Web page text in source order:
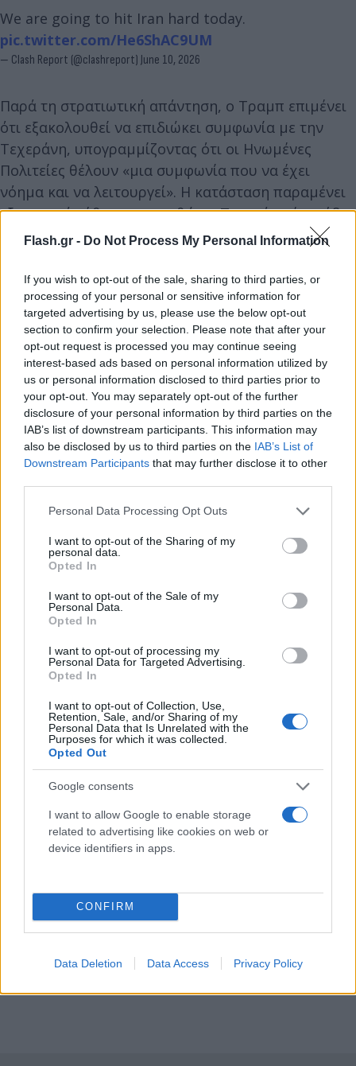
Flash.gr - Do Not Process My Personal Information
If you wish to opt-out of the sale, sharing to third parties, or
processing of your personal or sensitive information for
targeted advertising by us, please use the below opt-out
section to confirm your selection. Please note that after your
opt-out request is processed you may continue seeing
interest-based ads based on personal information utilized by
us or personal information disclosed to third parties prior to
your opt-out. You may separately opt-out of the further
disclosure of your personal information by third parties on the
IAB’s list of downstream participants. This information may
also be disclosed by us to third parties on the IAB’s List of
Downstream Participants that may further disclose it to other
Please note that this website/app uses one or more Google
not limited to your visit or usage behaviour. You may click to
grant or deny consent to Google and its third-party tags to
use your data for below specified purposes in below Google
consent section.
Personal Data Processing Opt Outs
I want to opt-out of the Sharing of my
personal data.
Opted In
I want to opt-out of the Sale of my
Personal Data.
Opted In
I want to opt-out of processing my
Personal Data for Targeted Advertising.
Opted In
I want to opt-out of Collection, Use,
Retention, Sale, and/or Sharing of my
Personal Data that Is Unrelated with the
Purposes for which it was collected.
Opted Out
Google consents
I want to allow Google to enable storage
related to advertising like cookies on web or
device identifiers in apps.
CONFIRM
Data Deletion Data Access Privacy Policy
We are going to hit Iran hard today.
pic.twitter.com/He6ShAC9UM
— Clash Report (@clashreport) June 10, 2026
Παρά τη στρατιωτική απάντηση, ο Τραμπ επιμένει
ότι εξακολουθεί να επιδιώκει συμφωνία με την
Τεχεράνη, υπογραμμίζοντας ότι οι Ηνωμένες
Πολιτείες θέλουν «μια συμφωνία που να έχει
νόημα και να λειτουργεί». Η κατάσταση παραμένει
εξαιρετικά εύθραυστη, καθώς η Τεχεράνη έχει ήδη
απαντήσει με επιθέσεις κατά αμερικανικών στόχων
στη Μέση Ανατολή ενισχύονται ώρα με την ώρα.
«Δεν θα υπάρξει σύγκρουση Τουρκίας-Ισραήλ
όσο είμαι πρόεδρος»
Ο Αμερικανός πρόεδρος, μετά από ερώτηση
δημοσιογράφου αν πιστεύει ότι υπάρχει
πιθανότητα σύγκρουσης μεταξύ Ισραήλ και
Τουρκίας, απάντησε: «Μου αρέσει πολύ ο Ερντογάν.
Είναι ισχυρό άτομο... Δεν νομίζω ότι αυτό θα
επειδή ο Ερντογάν με σέβεται και τον σέβομαι».